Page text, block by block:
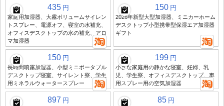
435 円
家庭用加湿器、大霧ボリュームサイレン
トスプレー、電源オフ、寝室の水補充、
オフィスデスクトップの水の補充、アロ
マ加湿器
150 円
2026年新型大型加湿器、ミニカーホーム
デスクトップ小型携帯型保湿エア加湿器
ギフト
150 円
長時間噴霧加湿器、小型ミニポータブル
デスクトップ寝室、サイレント寮、学生
用ミネラルウォータースプレー
199 円
小さな家庭用の静かな寝室、妊婦、乳
児、学生寮、オフィスデスクトップ、車
用スプレー用の空気加湿器
897 円 85 円